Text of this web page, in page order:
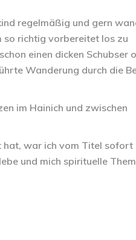
regelmäßig und gern
so richtig vorbereitet los zu
einen dicken Schubser
Wanderung durch die
im Hainich und zwischen
hat, war ich vom Titel sofort
und mich spirituelle